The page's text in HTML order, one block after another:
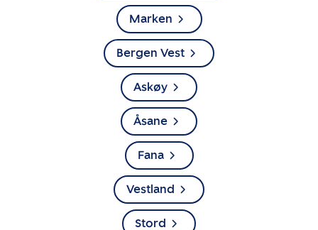
Marken
Bergen Vest
Askøy
Åsane
Fana
Vestland
Stord